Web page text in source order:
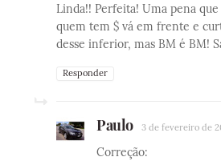
Linda!! Perfeita! Uma pena que
quem tem $ vá em frente e
desse inferior, mas BM é BM!
Responder
Paulo 3 de fevereiro de
Correção: